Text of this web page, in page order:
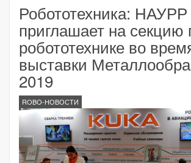
Робототехника: НАУРР
приглашает на секцию
робототехнике во
выставки
2019
ROBO-НОВОСТИ